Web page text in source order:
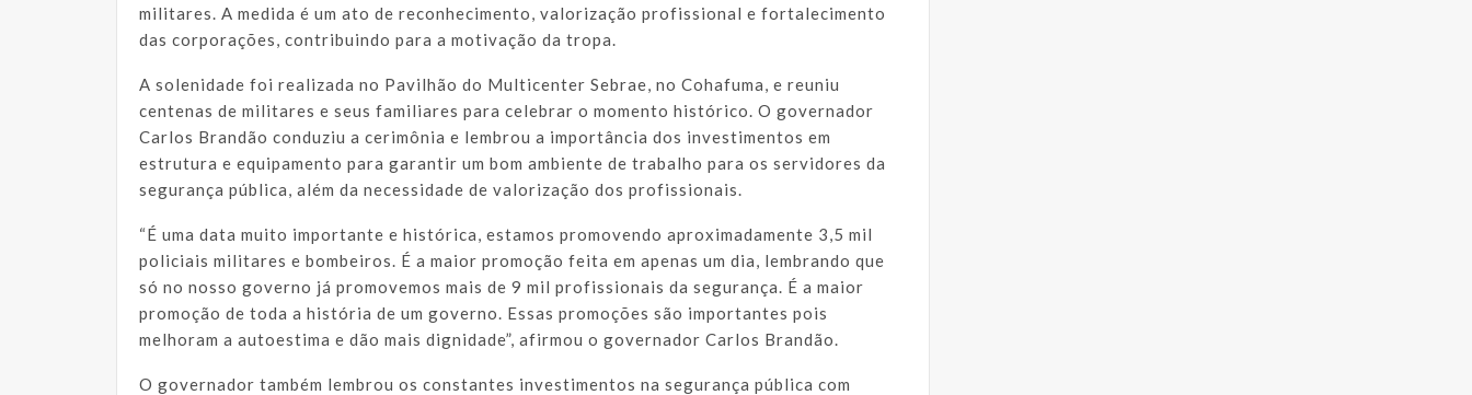
militares. A medida é um ato de reconhecimento, valorização profissional e fortalecimento
das corporações, contribuindo para a motivação da tropa.
A solenidade foi realizada no Pavilhão do Multicenter Sebrae, no Cohafuma, e reuniu
centenas de militares e seus familiares para celebrar o momento histórico. O governador
Carlos Brandão conduziu a cerimônia e lembrou a importância dos investimentos em
estrutura e equipamento para garantir um bom ambiente de trabalho para os servidores da
segurança pública, além da necessidade de valorização dos profissionais.
“É uma data muito importante e histórica, estamos promovendo aproximadamente 3,5 mil
policiais militares e bombeiros. É a maior promoção feita em apenas um dia, lembrando que
só no nosso governo já promovemos mais de 9 mil profissionais da segurança. É a maior
promoção de toda a história de um governo. Essas promoções são importantes pois
melhoram a autoestima e dão mais dignidade”, afirmou o governador Carlos Brandão.
O governador também lembrou os constantes investimentos na segurança pública com